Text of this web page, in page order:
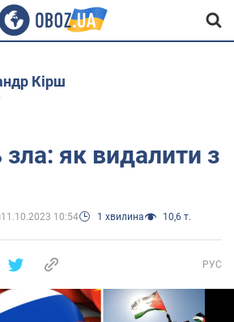
Кірш
зла: як видалити з
11.10.2023 10:54 1 хвилина 10,6 т.
РУС